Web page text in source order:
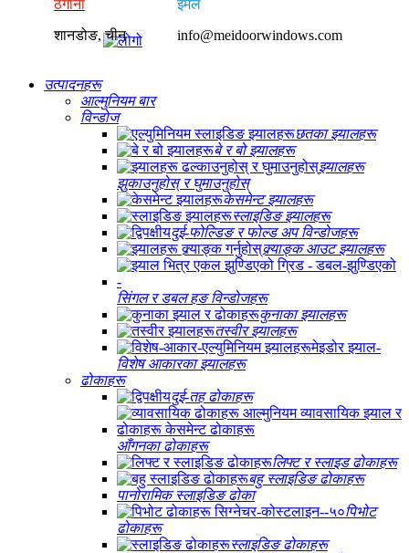
ठेगाना
शानडोङ, चीन
इमेल
info@meidoorwindows.com
उत्पादनहरू
आल्मुनियम बार
विन्डोज
छतका झ्यालहरू
बे र बो झ्यालहरू
झ्यालहरू
झुकाउनुहोस् र घुमाउनुहोस्
केसमेन्ट झ्यालहरू
स्लाइडिङ झ्यालहरू
दुई-फोल्डिङ र फोल्ड अप विन्डोजहरू
क्र्याङ्क आउट झ्यालहरू
सिंगल र डबल हङ विन्डोजहरू
कुनाका झ्यालहरू
तस्वीर झ्यालहरू
विशेष आकारका झ्यालहरू
ढोकाहरू
दुई-तह ढोकाहरू
आँगनका ढोकाहरू
लिफ्ट र स्लाइड ढोकाहरू
बहु स्लाइडिङ ढोकाहरू
पानोरामिक स्लाइडिङ ढोका
पिभोट
ढोकाहरू
स्लाइडिङ ढोकाहरू